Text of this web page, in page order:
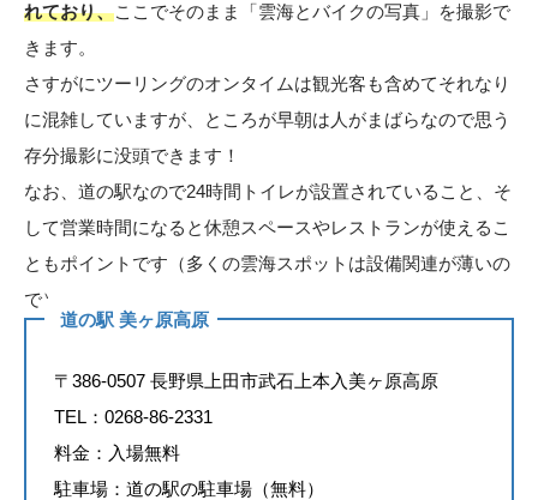
れており、ここでそのまま「雲海とバイクの写真」を撮影で
きます。
さすがにツーリングのオンタイムは観光客も含めてそれなり
に混雑していますが、ところが早朝は人がまばらなので思う
存分撮影に没頭できます！
なお、道の駅なので24時間トイレが設置されていること、そ
して営業時間になると休憩スペースやレストランが使えるこ
ともポイントです（多くの雲海スポットは設備関連が薄いの
で）
道の駅 美ヶ原高原
〒386-0507 長野県上田市武石上本入美ヶ原高原
TEL：0268-86-2331
料金：入場無料
駐車場：道の駅の駐車場（無料）